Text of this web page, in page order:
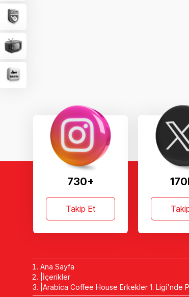
730+
Takip Et
Ana Sayfa
İçerikler
Arabica Coffee House Erkekler 1. Ligi'nde